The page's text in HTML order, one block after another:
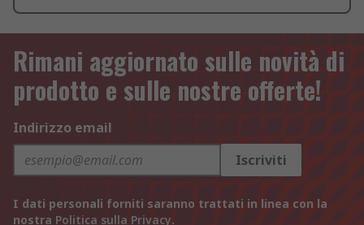
Rimani aggiornato sulle novità di
prodotto e sulle nostre offerte!
Indirizzo email
Iscriviti
I dati personali forniti saranno trattati in linea con la
nostra Politica sulla Privacy.